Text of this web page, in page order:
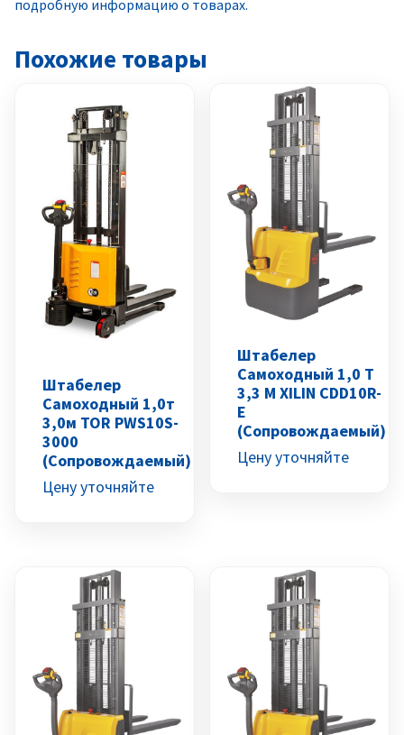
подробную информацию о товарах.
Похожие товары
Штабелер
Самоходный 1,0т
3,0м TOR PWS10S-
3000
(сопровождаемый)
Цену уточняйте
Штабелер
Самоходный 1,0 Т
3,3 М XILIN CDD10R-
E
(сопровождаемый)
Цену уточняйте